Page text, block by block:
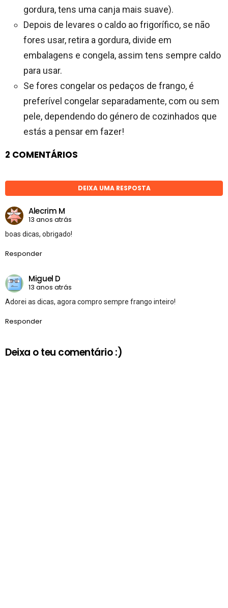
gordura, tens uma canja mais suave).
Depois de levares o caldo ao frigorífico, se não
fores usar, retira a gordura, divide em
embalagens e congela, assim tens sempre caldo
para usar.
Se fores congelar os pedaços de frango, é
preferível congelar separadamente, com ou sem
pele, dependendo do género de cozinhados que
estás a pensar em fazer!
2 COMENTÁRIOS
DEIXA UMA RESPOSTA
Alecrim M
13 anos atrás
boas dicas, obrigado!
Responder
Miguel D
13 anos atrás
Adorei as dicas, agora compro sempre frango inteiro!
Responder
Deixa o teu comentário :)